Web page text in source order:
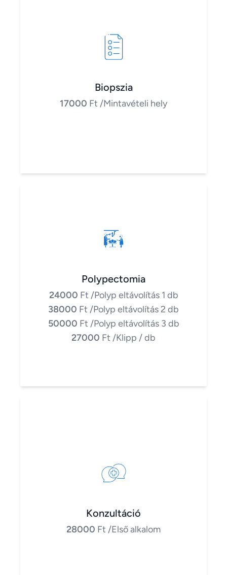
Biopszia
17000 Ft /Mintavételi hely
Polypectomia
24000 Ft /Polyp eltávolítás 1 db
38000 Ft /Polyp eltávolítás 2 db
50000 Ft /Polyp eltávolítás 3 db
27000 Ft /Klipp / db
Konzultáció
28000 Ft /Első alkalom